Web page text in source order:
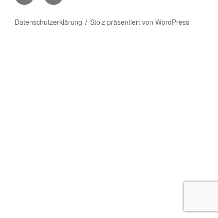
Wissner
Facebook
Datenschutzerklärung Stolz präsentiert von WordPress